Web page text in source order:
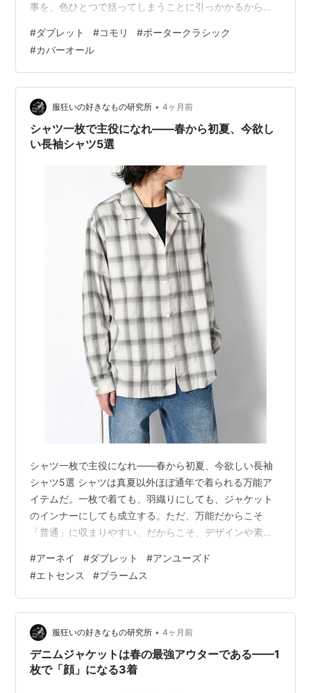
事を、色ひとつで括ってしまうことに引っかかるから
ない。その敬意を忘れたくないと思っている。 そしても
うひとつ、彼らが身につけてきた「作業着」は、衣服の
歴史を語る上で欠かせない存在でもある。デニム、ワー
クブーツ、チノパン——今、街で当たり前に着られてい
るアイテムの多くは、もともと誰かの「仕事着」として
生まれたものだ。現代のファッションは、現場の知恵…
#ダブレット #コモリ #ポータークラシック
#カバーオール
服狂いの好きなもの研究所 • 4ヶ月前
シャツ一枚で主役になれ——春から初夏、今欲し
い長袖シャツ5選
シャツ一枚で主役になれ——春から初夏、今欲しい長袖
シャツ5選 シャツは真夏以外ほぼ通年で着られる万能ア
イテムだ。一枚で着ても、羽織りにしても、ジャケット
のインナーにしても成立する。ただ、万能だからこそ
「普通」に収まりやすい。だからこそ、デザインや素材
から初夏にかけて着回しのきく長袖シャツのなかから、
きれいめで少し暑い日でも爽やかな印象を残せて、なお
かつ「これ何？」と聞かれるような存在感のある5枚を選
んだ。ブランドに統一感はないが、それぞれに「この一
枚だけで成立する理由」がある。 1. ANEI — IMI SHIRT
PLAID ANEI ア…
#アーネイ #ダブレット #アンユーズド
#エトセンス #ブラームス
服狂いの好きなもの研究所 • 4ヶ月前
デニムジャケットは春の最強アウターである——1
枚で「顔」になる3着